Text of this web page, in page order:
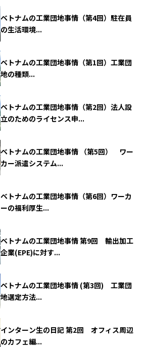
ベトナムの工業団地事情（第4回）駐在員
の生活環境...
ベトナムの工業団地事情（第1回）工業団
地の種類...
ベトナムの工業団地事情（第2回）法人設
立のためのライセンス申...
ベトナムの工業団地事情 （第5回） ワー
カー派遣システム...
ベトナムの工業団地事情（第6回）ワーカ
ーの福利厚生...
ベトナムの工業団地事情 第9回 輸出加工
企業(EPE)に対す...
ベトナムの工業団地事情 (第3回) 工業団
地選定方法...
インターン生の日記 第2回 オフィス周辺
のカフェ編...